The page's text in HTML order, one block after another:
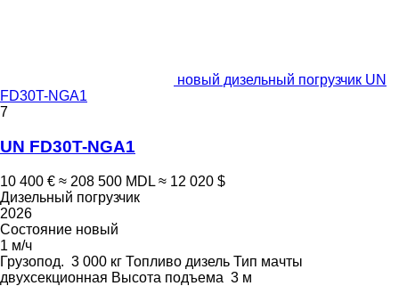
новый дизельный погрузчик UN
FD30T-NGA1
7
UN FD30T-NGA1
10 400 € ≈ 208 500 MDL ≈ 12 020 $
Дизельный погрузчик
2026
Состояние новый
1 м/ч
Грузопод. 3 000 кг Топливо дизель Тип мачты
двухсекционная Высота подъема 3 м